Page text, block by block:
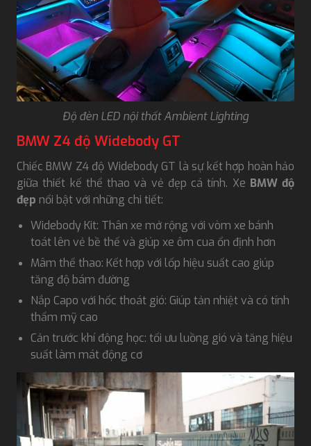
Độ đèn LED nội thất Ambient Lighting
BMW Z4 độ Widebody GT
Chiếc BMW Z4 độ Widebody GT là sự kết hợp hoàn hảo
giữa thiết kế thể thao và vẻ đẹp cá tính. Xe BMW độ
đẹp nổi bật với những chi tiết:
Widebody Kit: Thân xe mở rộng với vòm xe bánh
toát lên vẻ bề thế và giúp xe ôm cua ổn định hơn
Mâm thể thao: Kết hợp với lốp hiệu suất cao giúp
tăng độ bám đường
Nắp Capo với hốc thoát gió: Giúp tản nhiệt và có tính
thẩm mỹ cao
Cản trước khí động học: tối ưu luồng gió và tăng hiệu
suất làm mát động cơ